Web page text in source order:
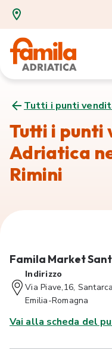
Tutti i punti
Tutti i punti
Adriatica
Rimini
Famila Market
Indirizzo
Via Piave,16,
Emilia-Romagna
Vai alla scheda del